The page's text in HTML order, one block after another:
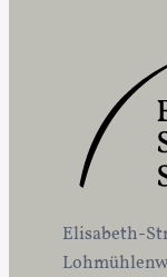
Elisabeth-